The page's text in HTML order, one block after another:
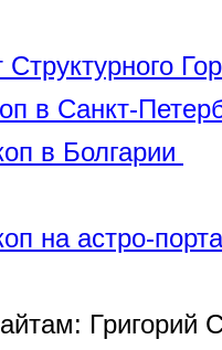
в Санкт-
в Болгарии
на астро-
Григорий